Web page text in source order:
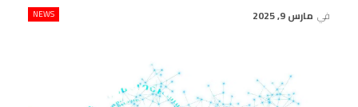
NEWS في مارس 9, 2025